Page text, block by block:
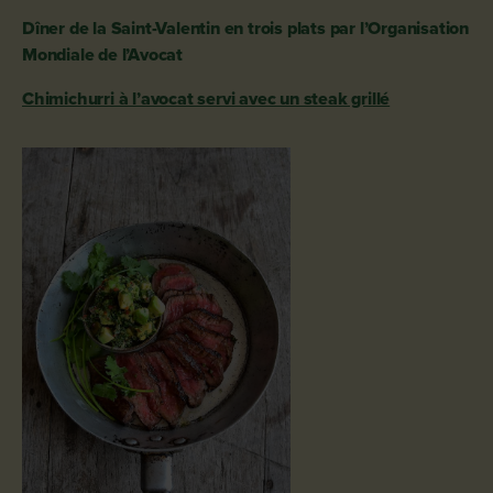
Dîner de la Saint-Valentin en trois plats par l’Organisation
Mondiale de l’Avocat
Chimichurri à l’avocat servi avec un steak grillé